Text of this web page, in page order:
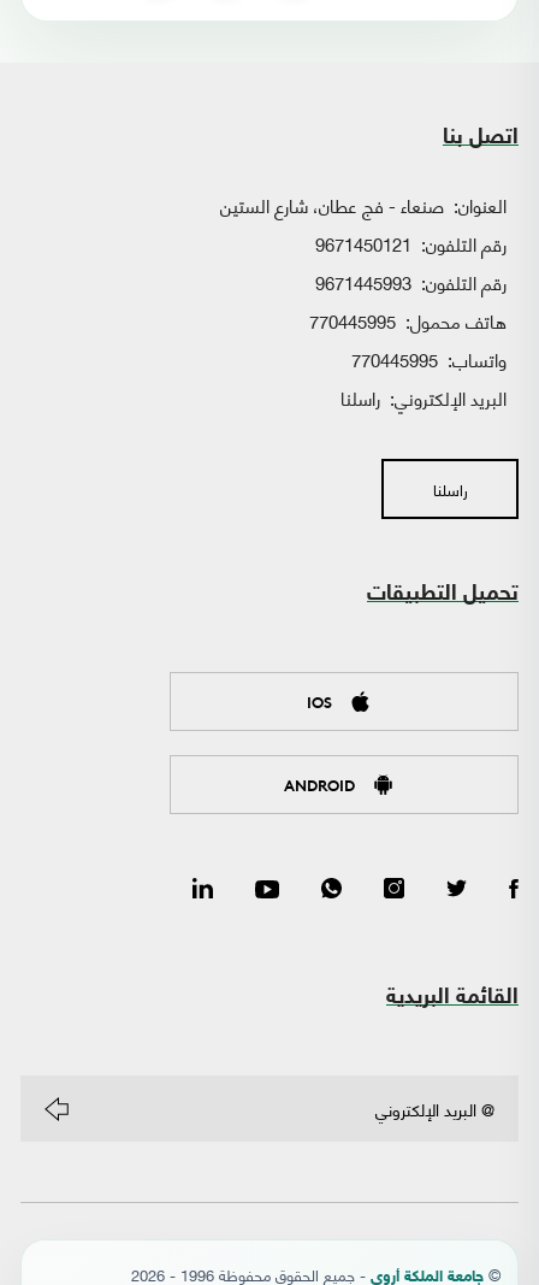
اتصل بنا
العنوان: صنعاء - فج عطان، شارع الستين
رقم التلفون: 9671450121
رقم التلفون: 9671445993
هاتف محمول: 770445995
واتساب:
البريد الإلكتروني: راسلنا
راسلنا
تحميل التطبيقات
IOS
ANDROID
القائمة البريدية
© جامعة الملكة أروى - جميع الحقوق محفوظة 1996 - 2026